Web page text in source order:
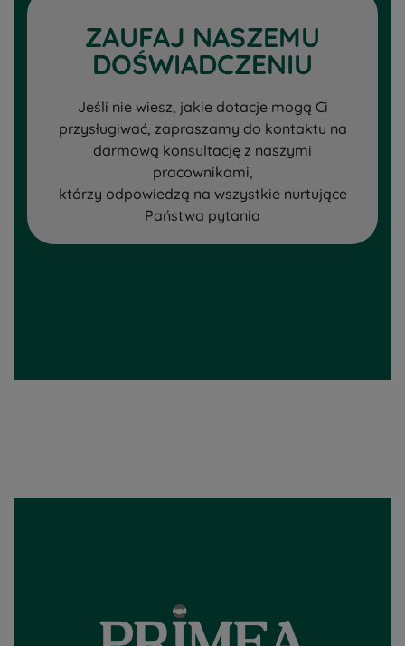
ZAUFAJ NASZEMU
DOŚWIADCZENIU
Jeśli nie wiesz, jakie dotacje mogą Ci
przysługiwać, zapraszamy do kontaktu na
darmową konsultację z naszymi
pracownikami,
którzy odpowiedzą na wszystkie nurtujące
Państwa pytania